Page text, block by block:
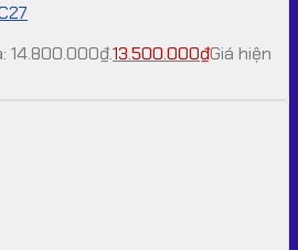
14.800.000₫.13.500.000₫Giá hiện